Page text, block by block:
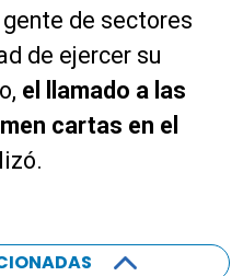
de sectores
de ejercer su
el llamado a las
cartas en el